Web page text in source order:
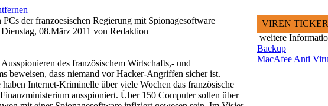
der franzoesischen Regierung mit Spionagesoftware
08.März 2011 von Redaktion
des französischem Wirtschafts,- und
beweisen, dass niemand vor Hacker-Angriffen sicher ist.
Internet-Kriminelle über viele Wochen das französische
ausspioniert. Über 150 Computer sollen über
VIREN TICKER
weitere
Backup
MacAfee Anti